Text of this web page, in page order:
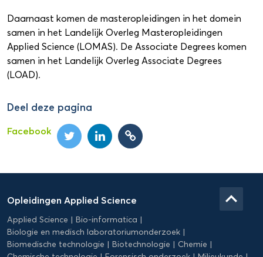
Daarnaast komen de masteropleidingen in het domein
samen in het Landelijk Overleg Masteropleidingen
Applied Science (LOMAS). De Associate Degrees komen
samen in het Landelijk Overleg Associate Degrees
(LOAD).
Deel deze pagina
Facebook
Applied
Science
Opleidingen Applied Science
Applied Science
Bio-informatica
Biologie en medisch laboratoriumonderzoek
Biomedische technologie
Biotechnologie
Chemie
keyboard_arrow_up